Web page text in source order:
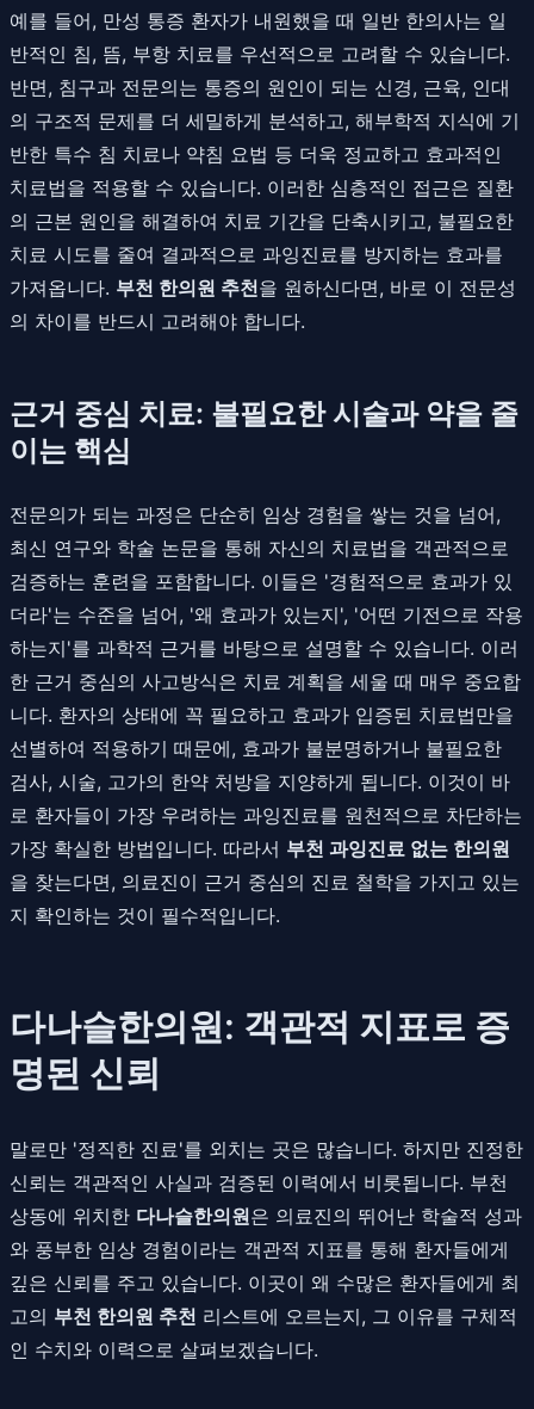
예를 들어, 만성 통증 환자가 내원했을 때 일반 한의사는 일
반적인 침, 뜸, 부항 치료를 우선적으로 고려할 수 있습니다.
반면, 침구과 전문의는 통증의 원인이 되는 신경, 근육, 인대
의 구조적 문제를 더 세밀하게 분석하고, 해부학적 지식에 기
반한 특수 침 치료나 약침 요법 등 더욱 정교하고 효과적인
치료법을 적용할 수 있습니다. 이러한 심층적인 접근은 질환
의 근본 원인을 해결하여 치료 기간을 단축시키고, 불필요한
치료 시도를 줄여 결과적으로 과잉진료를 방지하는 효과를
가져옵니다. 부천 한의원 추천을 원하신다면, 바로 이 전문성
의 차이를 반드시 고려해야 합니다.
근거 중심 치료: 불필요한 시술과 약을 줄
이는 핵심
전문의가 되는 과정은 단순히 임상 경험을 쌓는 것을 넘어,
최신 연구와 학술 논문을 통해 자신의 치료법을 객관적으로
검증하는 훈련을 포함합니다. 이들은 '경험적으로 효과가 있
더라'는 수준을 넘어, '왜 효과가 있는지', '어떤 기전으로 작용
하는지'를 과학적 근거를 바탕으로 설명할 수 있습니다. 이러
한 근거 중심의 사고방식은 치료 계획을 세울 때 매우 중요합
니다. 환자의 상태에 꼭 필요하고 효과가 입증된 치료법만을
선별하여 적용하기 때문에, 효과가 불분명하거나 불필요한
검사, 시술, 고가의 한약 처방을 지양하게 됩니다. 이것이 바
로 환자들이 가장 우려하는 과잉진료를 원천적으로 차단하는
가장 확실한 방법입니다. 따라서 부천 과잉진료 없는 한의원
을 찾는다면, 의료진이 근거 중심의 진료 철학을 가지고 있는
지 확인하는 것이 필수적입니다.
다나슬한의원: 객관적 지표로 증
명된 신뢰
말로만 '정직한 진료'를 외치는 곳은 많습니다. 하지만 진정한
신뢰는 객관적인 사실과 검증된 이력에서 비롯됩니다. 부천
상동에 위치한 다나슬한의원은 의료진의 뛰어난 학술적 성과
와 풍부한 임상 경험이라는 객관적 지표를 통해 환자들에게
깊은 신뢰를 주고 있습니다. 이곳이 왜 수많은 환자들에게 최
고의 부천 한의원 추천 리스트에 오르는지, 그 이유를 구체적
인 수치와 이력으로 살펴보겠습니다.